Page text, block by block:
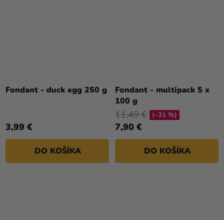
Fondant - duck egg 250 g
3,99 €
DO KOŠÍKA
Fondant - multipack 5 x
100 g
7,90 €
11,49 € (–31 %)
DO KOŠÍKA